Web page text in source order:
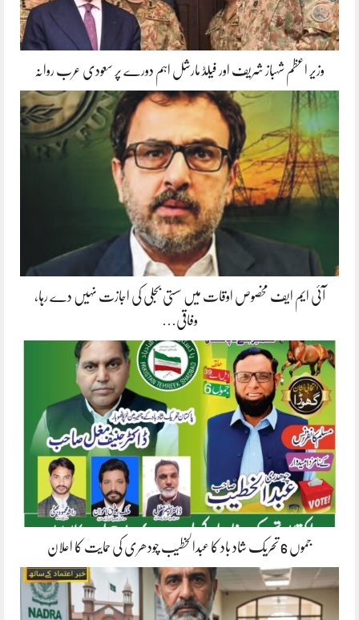
وزیر اعظم شہباز شریف اور فیلڈ مارشل اہم دورے پر سعودی عرب روانہ
آئی ایم ایف مخصوص اوقات میں سستی بجلی کی اجازت نہیں دے رہا،
وفاقی…
جموں 6 تحریک شاد باد کا عبدالخطیب چودھری کی حمایت کا اعلان